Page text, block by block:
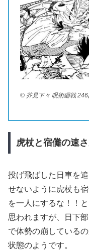
© 芥見下々 呪術廻戦 246
虎杖と宿儺の速
投げ飛ばした日車を
せないように虎杖も
を一人にするな！！
思われますが、日下
で体勢の崩している
状態のようです。